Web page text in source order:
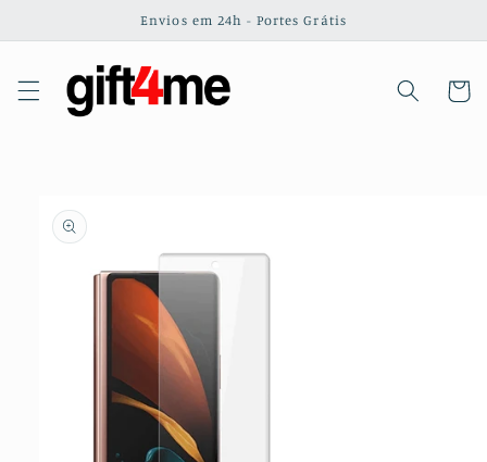
conteúdo
Envios em 24h - Portes Grátis
informação
do produto